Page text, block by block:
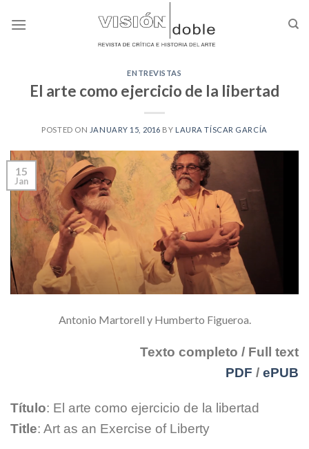
ENTREVISTAS
El arte como ejercicio de la libertad
POSTED ON JANUARY 15, 2016 BY LAURA TÍSCAR GARCÍA
15
Jan
Antonio Martorell y Humberto Figueroa.
Texto completo / Full text
PDF / ePUB
Título: El arte como ejercicio de la libertad
Title: Art as an Exercise of Liberty